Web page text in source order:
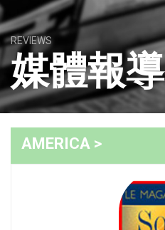
REVIEWS
媒體報導
AMERICA >